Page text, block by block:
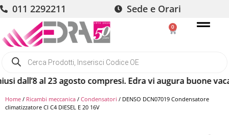
011 2292211 Sede e Orari
0
dall’8 al 23 agosto compresi. Edra vi augura buone
Home / Ricambi meccanica / Condensatori / DENSO DCN07019 Condensatore
climatizzatore CI C4 DIESEL E 20 16V